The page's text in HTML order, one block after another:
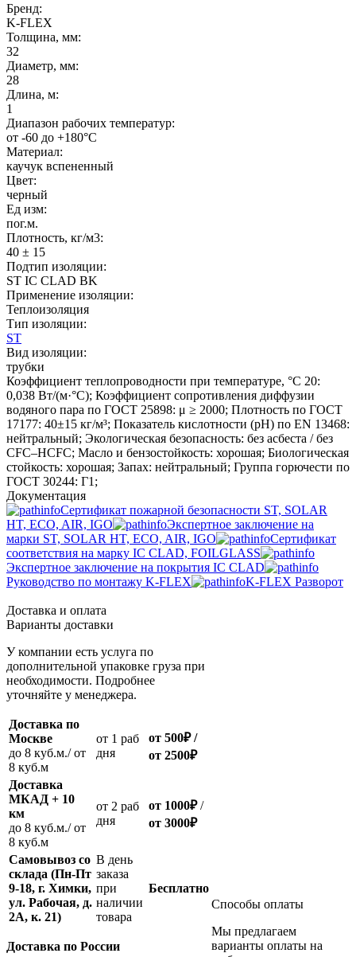
Бренд:
K-FLEX
Толщина, мм:
32
Диаметр, мм:
28
Длина, м:
1
Диапазон рабочих температур:
от -60 до +180°C
Материал:
каучук вспененный
Цвет:
черный
Ед изм:
пог.м.
Плотность, кг/м3:
40 ± 15
Подтип изоляции:
ST IC CLAD BK
Применение изоляции:
Теплоизоляция
Тип изоляции:
ST
Вид изоляции:
трубки
Коэффициент теплопроводности при температуре, °C 20:
0,038 Вт/(м·°C); Коэффициент сопротивления диффузии
водяного пара по ГОСТ 25898: μ ≥ 2000; Плотность по ГОСТ
17177: 40±15 кг/м³; Показатель кислотности (pH) по EN 13468:
нейтральный; Экологическая безопасность: без асбеста / без
CFC–HCFC; Масло и бензостойкость: хорошая; Биологическая
стойкость: хорошая; Запах: нейтральный; Группа горючести по
ГОСТ 30244: Г1;
Документация
Сертификат пожарной безопасности ST, SOLAR
HT, ECO, AIR, IGO
Экспертное заключение на
марки ST, SOLAR HT, ECO, AIR, IGO
Сертификат
соответствия на марку IC CLAD, FOILGLASS
Экспертное заключение на покрытия IC CLAD
Руководство по монтажу K-FLEX
K-FLEX Разворот
Доставка и оплата
Варианты доставки
У компании есть услуга по
дополнительной упаковке груза при
необходимости. Подробнее
уточняйте у менеджера.
Доставка по
Москве
до 8 куб.м./ от
8 куб.м
oт 1 раб
дня
от 500₽/
от 2500₽
Доставка
МКАД + 10
км
до 8 куб.м./ от
8 куб.м
oт 2 раб
дня
от 1000₽/
от 3000₽
Самовывоз со
склада (Пн-Пт
9-18, г. Химки,
ул. Рабочая, д.
2А, к. 21)
В день
заказа
при
наличии
товара
Бесплатно
Доставка по России
Способы оплаты
Мы предлагаем
варианты оплаты на